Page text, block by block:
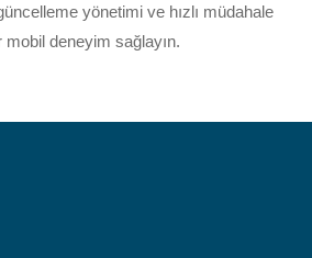
yönetimi ve hızlı müdahale
deneyim sağlayın.